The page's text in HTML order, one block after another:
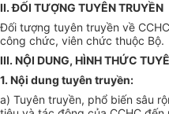
II. ĐỐI TƯỢNG TUYÊN TRUYỀN
Đối tượng tuyên truyền về
công chức, viên chức thuộc Bộ.
III. NỘI DUNG, HÌNH THỨC
1. Nội dung tuyên truyền:
a) Tuyên truyền, phổ biến sâu